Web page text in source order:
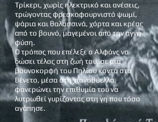
Τρίκερι, χωρίς ηλεκτρικό και ανέσεις,
τρώγοντας φρεσκοφουρνιστό ψωμί,
ψάρια και θαλασσινά, χόρτα και κρέας
από το βουνό, μαγεμένοι από την αγνή
φύση.
Ο τρόπος που επέλεξε ο Αλφόνς να
δώσει τέλος στη ζωή του, σε μια
βουνοκορφή του Πηλίου κοντά στο
Βένετο, μέσα στη χιονοθύελλα,
φανερώνει την επιθυμία του να
λυτρωθεί γυρίζοντας στη γη που τόσο
αγάπησε.